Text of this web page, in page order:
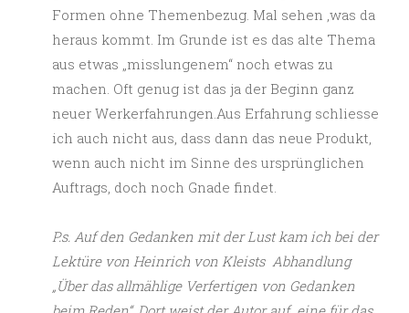
Formen ohne Themenbezug. Mal sehen ,was da
heraus kommt. Im Grunde ist es das alte Thema
aus etwas „misslungenem“ noch etwas zu
machen. Oft genug ist das ja der Beginn ganz
neuer Werkerfahrungen.Aus Erfahrung schliesse
ich auch nicht aus, dass dann das neue Produkt,
wenn auch nicht im Sinne des ursprünglichen
Auftrags, doch noch Gnade findet.
P.s. Auf den Gedanken mit der Lust kam ich bei der
Lektüre von Heinrich von Kleists Abhandlung
„Über das allmählige Verfertigen von Gedanken